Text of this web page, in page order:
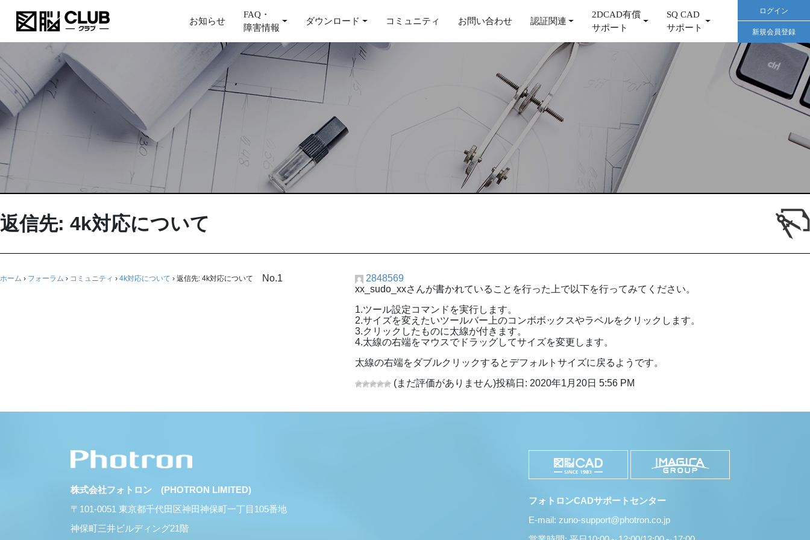
お知らせ
FAQ・
障害情報
ダウンロード コミュニティ お問い合わせ 認証関連
2DCAD有償
サポート
SQ CAD
サポート
ログイン
新規会員登録
返信先: 4k対応について
ホーム › フォーラム › コミュニティ › 4k対応について › 返信先: 4k対応について No.1
2848569
xx_sudo_xxさんが書かれていることを行った上で以下を行ってみてください。
1.ツール設定コマンドを実行します。
2.サイズを変えたいツールバー上のコンボボックスやラベルをクリックします。
3.クリックしたものに太線が付きます。
4.太線の右端をマウスでドラッグしてサイズを変更します。
太線の右端をダブルクリックするとデフォルトサイズに戻るようです。
(まだ評価がありません)投稿日: 2020年1月20日 5:56 PM
株式会社フォトロン (PHOTRON LIMITED)
〒101-0051 東京都千代田区神田神保町一丁目105番地
神保町三井ビルディング21階
フォトロンCADサポートセンター
E-mail: zuno-support@photron.co.jp